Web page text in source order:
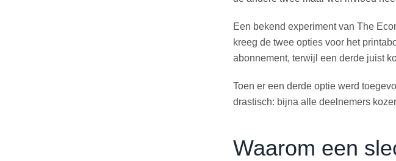
Een bekend experiment van The
kreeg de twee opties voor het
abonnement, terwijl een derde juist
Toen er een derde optie werd
drastisch: bijna alle deelnemers
Waarom een